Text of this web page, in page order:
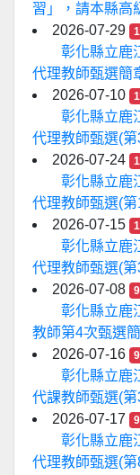
習」，請本縣高
2026-07-29
彰化縣立鹿
代理教師甄選簡
2026-07-10
彰化縣立鹿
代理教師甄選(第
2026-07-24
彰化縣立鹿
代理教師甄選(第
2026-07-15
彰化縣立鹿
代理教師甄選(第
2026-07-08
彰化縣立鹿
教師第4次甄選
2026-07-16
彰化縣立鹿
代課教師甄選(第
2026-07-17
彰化縣立鹿
代理教師甄選(第